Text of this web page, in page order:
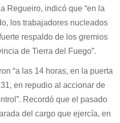
Regueiro, indicó que “en la
los trabajadores nucleados
respaldo de los gremios
de Tierra del Fuego”.
“a las 14 horas, en la puerta
en repudio al accionar de
Recordó que el pasado
del cargo que ejercía, en